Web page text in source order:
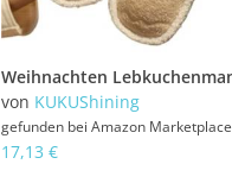
von KUKUShining
gefunden bei Amazon Marketplace
17,13 €